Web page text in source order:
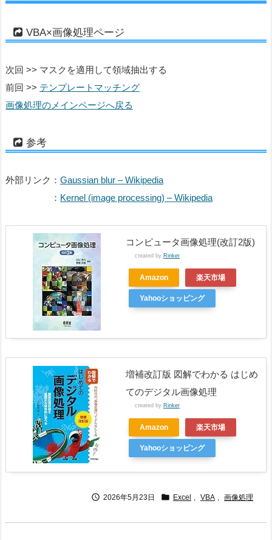
VBA×画像処理ページ
次回 >> マスクを適用して領域抽出する
前回 >> テンプレートマッチング
画像処理のメインページへ戻る
参考
外部リンク： Gaussian blur – Wikipedia
： Kernel (image processing) – Wikipedia
コンピュータ画像処理(改訂2版)
created by Rinker
Amazon 楽天市場
Yahooショッピング
増補改訂版 図解でわかる はじめ
てのデジタル画像処理
created by Rinker
Amazon 楽天市場
Yahooショッピング
 2026年5月23日  Excel VBA 画像処理